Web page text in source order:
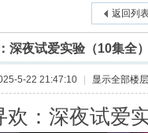
返回列
深夜试爱实验（10集全
5-22 21:47:10 显示全部楼层
欢：深夜试爱